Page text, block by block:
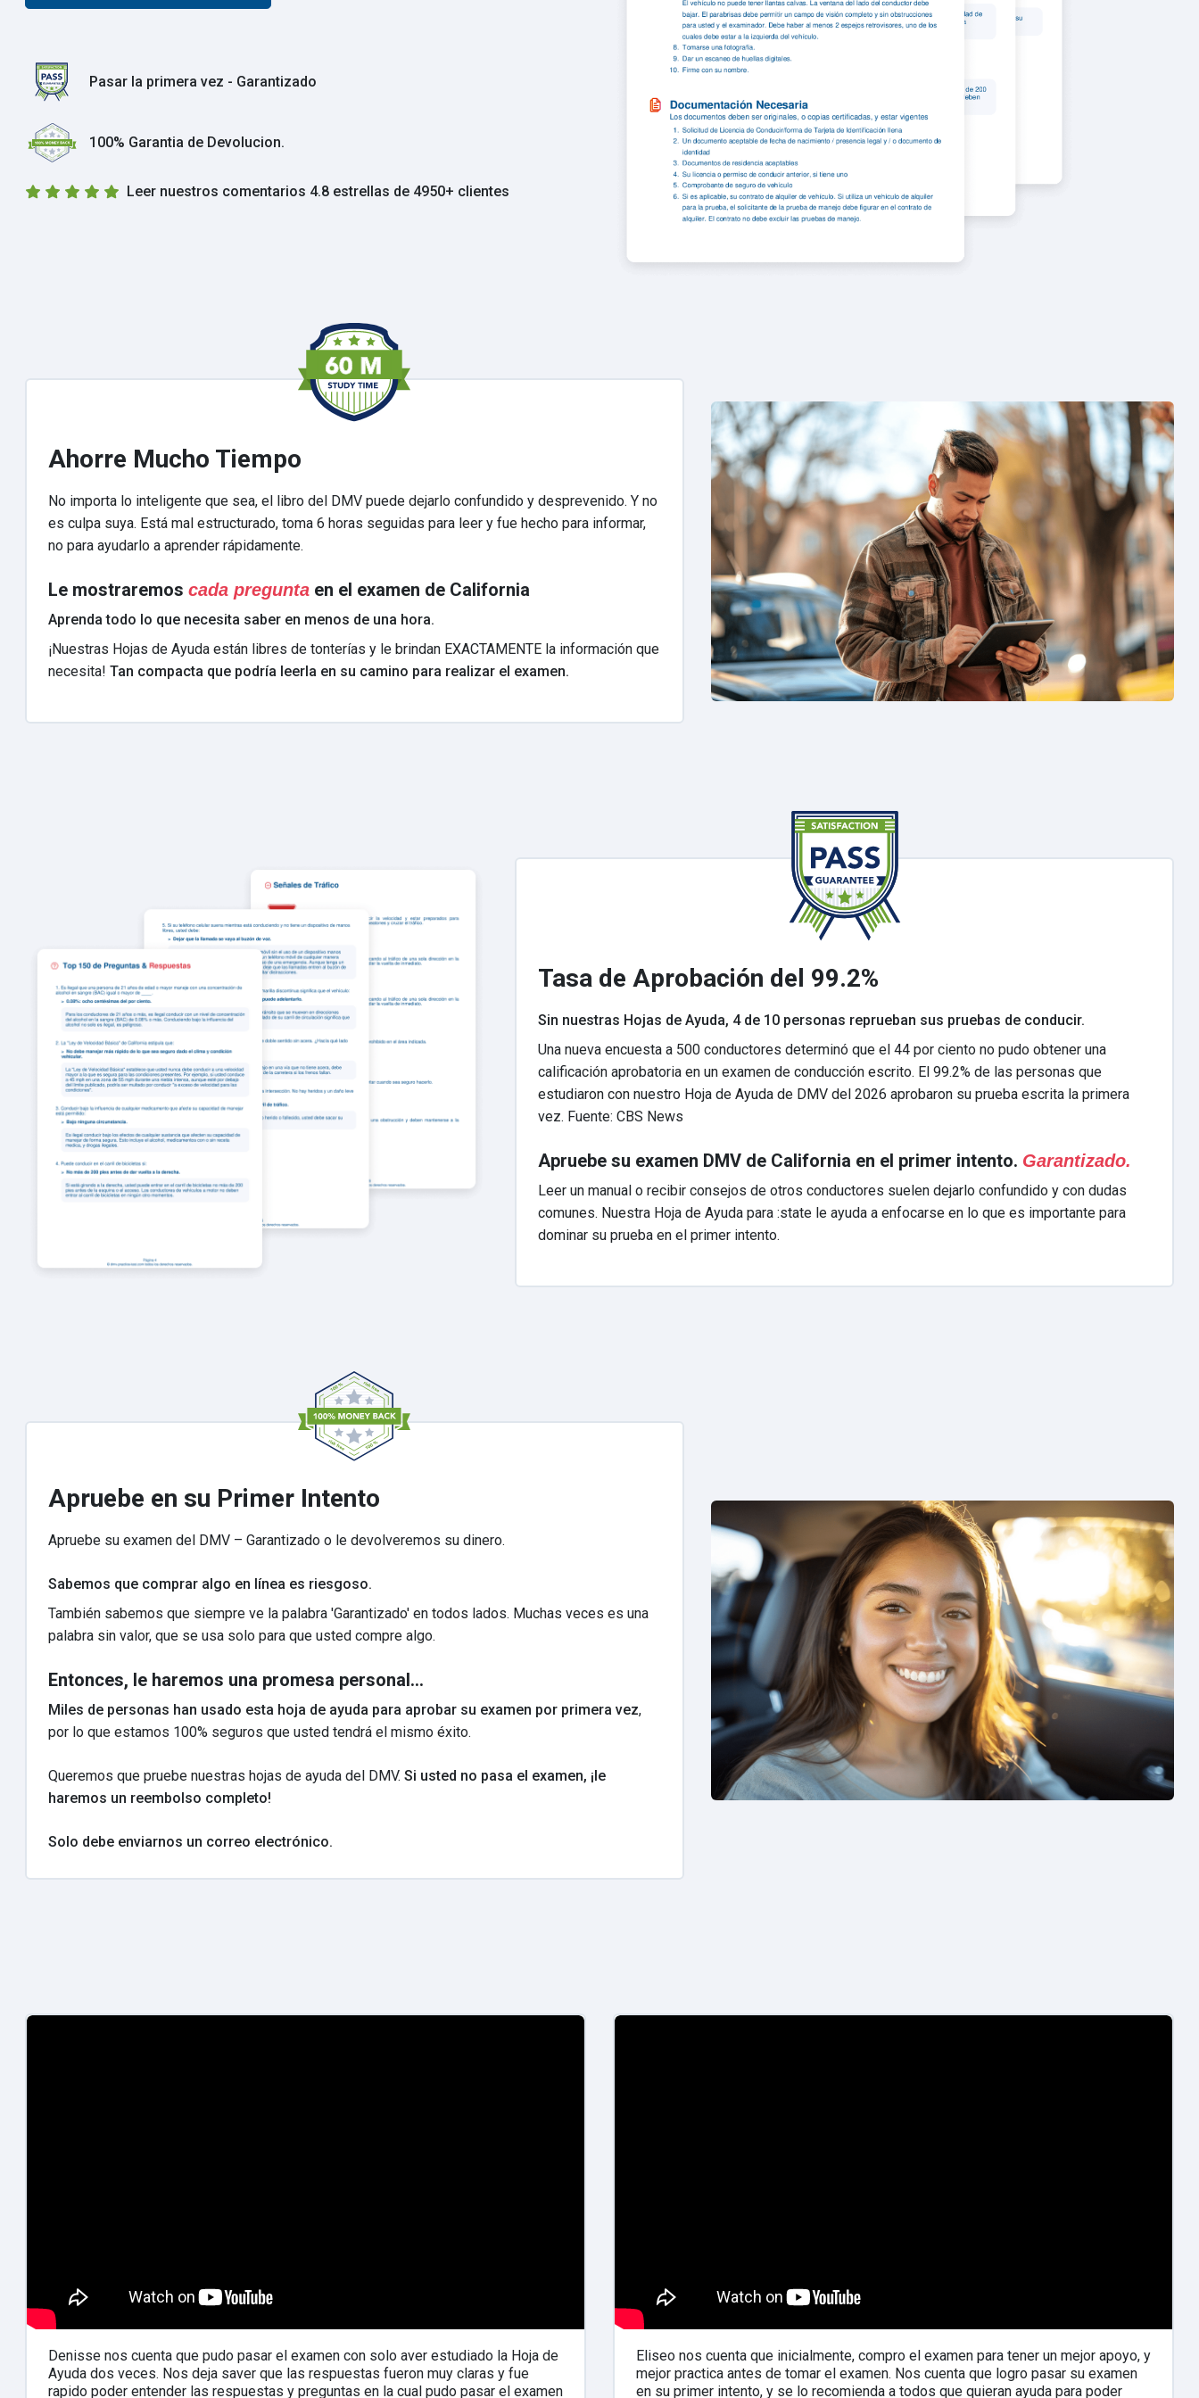
Pasar la primera vez - Garantizado
100% Garantia de Devolucion.
Leer nuestros comentarios 4.8 estrellas de 4950+ clientes
Ahorre Mucho Tiempo
No importa lo inteligente que sea, el libro del DMV puede dejarlo confundido y desprevenido. Y no
es culpa suya. Está mal estructurado, toma 6 horas seguidas para leer y fue hecho para informar,
no para ayudarlo a aprender rápidamente.
Le mostraremos cada pregunta en el examen de California
Aprenda todo lo que necesita saber en menos de una hora.
¡Nuestras Hojas de Ayuda están libres de tonterías y le brindan EXACTAMENTE la información que
necesita! Tan compacta que podría leerla en su camino para realizar el examen.
Tasa de Aprobación del 99.2%
Sin nuestras Hojas de Ayuda, 4 de 10 personas reprueban sus pruebas de conducir.
Una nueva encuesta a 500 conductores determinó que el 44 por ciento no pudo obtener una
calificación aprobatoria en un examen de conducción escrito. El 99.2% de las personas que
estudiaron con nuestro Hoja de Ayuda de DMV del 2026 aprobaron su prueba escrita la primera
vez. Fuente: CBS News
Apruebe su examen DMV de California en el primer intento. Garantizado.
Leer un manual o recibir consejos de otros conductores suelen dejarlo confundido y con dudas
comunes. Nuestra Hoja de Ayuda para :state le ayuda a enfocarse en lo que es importante para
dominar su prueba en el primer intento.
Apruebe en su Primer Intento
Apruebe su examen del DMV – Garantizado o le devolveremos su dinero.
Sabemos que comprar algo en línea es riesgoso.
También sabemos que siempre ve la palabra 'Garantizado' en todos lados. Muchas veces es una
palabra sin valor, que se usa solo para que usted compre algo.
Entonces, le haremos una promesa personal...
Miles de personas han usado esta hoja de ayuda para aprobar su examen por primera vez,
por lo que estamos 100% seguros que usted tendrá el mismo éxito.
Queremos que pruebe nuestras hojas de ayuda del DMV. Si usted no pasa el examen, ¡le
haremos un reembolso completo!
Solo debe enviarnos un correo electrónico.
Denisse nos cuenta que pudo pasar el examen con solo aver estudiado la Hoja de
Ayuda dos veces. Nos deja saver que las respuestas fueron muy claras y fue
rapido poder entender las respuestas y preguntas en la cual pudo pasar el examen
Eliseo nos cuenta que inicialmente, compro el examen para tener un mejor apoyo, y
mejor practica antes de tomar el examen. Nos cuenta que logro pasar su examen
en su primer intento, y se lo recomienda a todos que quieran ayuda para poder